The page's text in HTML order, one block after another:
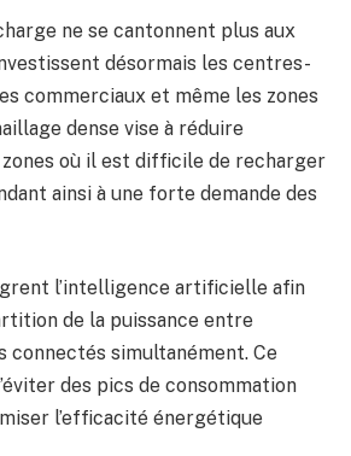
ne se cantonnent plus aux
désormais les centres-
commerciaux et même les zones
dense vise à réduire
où il est difficile de recharger
ainsi à une forte demande des
l’intelligence artificielle afin
de la puissance entre
connectés simultanément. Ce
des pics de consommation
l’efficacité énergétique